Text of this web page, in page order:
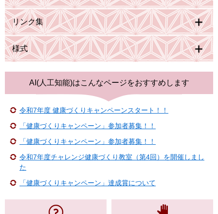
リンク集
様式
AI(人工知能)はこんなページをおすすめします
令和7年度 健康づくりキャンペーンスタート！！
「健康づくりキャンペーン」参加者募集！！
「健康づくりキャンペーン」参加者募集！！
令和7年度チャレンジ健康づくり教室（第4回）を開催しまし
た
「健康づくりキャンペーン」達成賞について